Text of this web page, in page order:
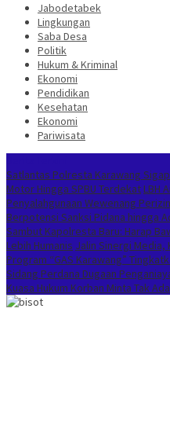
Jabodetabek
Lingkungan
Saba Desa
Politik
Hukum & Kriminal
Ekonomi
Pendidikan
Kesehatan
Ekonomi
Pariwisata
Satlantas Polresta Karawang
Motor Hingga SPBU Terdekat LBH
Penyalahgunaan Wewenang
Berpotensi Sanksi Pidana hingga
Sambut Kapolresta Baru: Harap
Lebih Humanis Jalin Sinergi
Program “GAS Karawang”
Sidang Perdana Dugaan
Kuasa Hukum Korban Minta Tak